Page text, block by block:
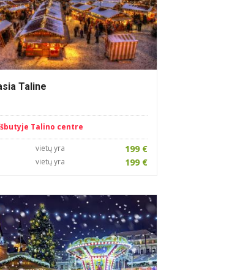
Taline
Talino centre
vietų yra
199 €
vietų yra 199 €